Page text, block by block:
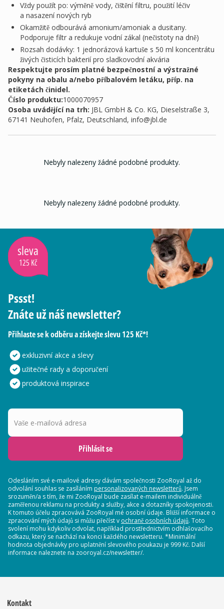
Vždy použít po: výměně vody, čištění filtru, použití léčiv
a nasazení nových ryb
Okamžitě odbourává amonium/amoniak a dusitany.
Podporuje filtr a redukuje vodní zákal (nečistoty na dně)
Rozsah dodávky: 1 jednorázová kartuše s 50 ml koncentrátu
živých čisticích bakterií pro sladkovodní akvária
Respektujte prosím platné bezpečnostní a výstražné
pokyny na obalu a/nebo příbalovém letáku, příp. na
etiketách činidel.
Číslo produktu:1000070957
Osoba uvádějící na trh: JBL GmbH & Co. KG, Dieselstraße 3,
67141 Neuhofen, Pfalz, Deutschland, info@jbl.de
Nebyly nalezeny žádné podobné produkty.
Nebyly nalezeny žádné podobné produkty.
sleva
125 Kč
Pssst!
Znáte už náš newsletter?
Přihlaste se k odběru a získejte slevu 125 Kč*!
exkluzivní akce a slevy
užitečné rady a doporučení
produktová inspirace
Vaše e-mailová adresa
Přihlásit se
Odesláním své e-mailové adresy dávám společnosti ZooRoyal až do
odvolání souhlas se zasíláním personalizovaných newsletterů. Jsem
srozuměn/a s tím, že mi ZooRoyal bude zasílat e-mailem individuálně
zaměřenou reklamu na produkty a služby, akce a dotazníky spokojenosti.
K tomuto účelu zpracovává ZooRoyal mé osobní údaje. Bližší informace o
zpracování mých údajů si můžu přečíst v ochraně osobních údajů. Toto
svolení mohu kdykoliv odvolat, například prostřednictvím odhlašovacího
odkazu, který se nachází na konci každého newsletteru. *Minimální
hodnota objednávky pro uplatnění slevového poukazu je 999 Kč. Další
informace naleznete na zooroyal.cz/newsletter/.
Kontakt